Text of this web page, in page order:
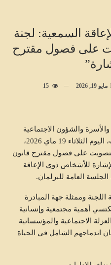
السمعية: لجنة
على فصول مقترح
مايو 19, 2026 15
والشؤون الاجتماعية
وذوي الإعاقة بمجلس نواب الشعب، اليوم الثلاثاء 19 ماي 2026،
على فصول مقترح قانون
للأشخاص ذوي الإعاقة
العامة للبرلمان.
اللجنة وممثلة جهة المبادرة
أهمية مجتمعية وإنسانية
الاجتماعية والمؤسساتية
اندماجهم الشامل في الحياة